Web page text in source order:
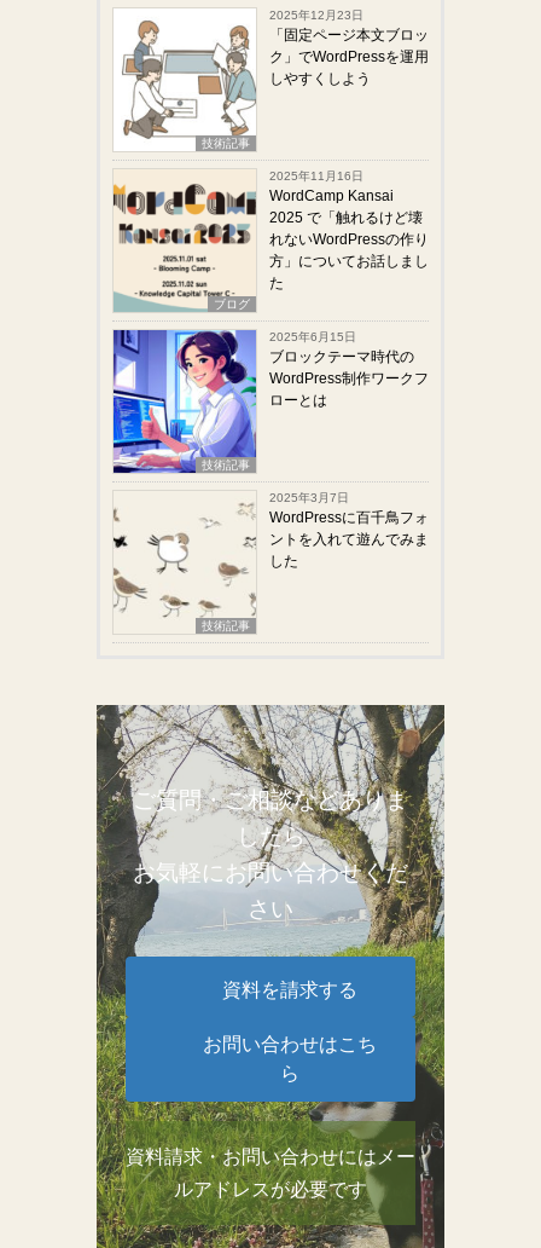
技術記事
2025年12月23日
「固定ページ本文ブロッ
ク」でWordPressを運用
しやすくしよう
ブログ
2025年11月16日
WordCamp Kansai
2025 で「触れるけど壊
れないWordPressの作り
方」についてお話しまし
た
技術記事
2025年6月15日
ブロックテーマ時代の
WordPress制作ワークフ
ローとは
技術記事
2025年3月7日
WordPressに百千鳥フォ
ントを入れて遊んでみま
した
ご質問・ご相談などありま
したら
お気軽にお問い合わせくだ
さい
資料を請求する
お問い合わせはこち
ら
資料請求・お問い合わせにはメー
ルアドレスが必要です